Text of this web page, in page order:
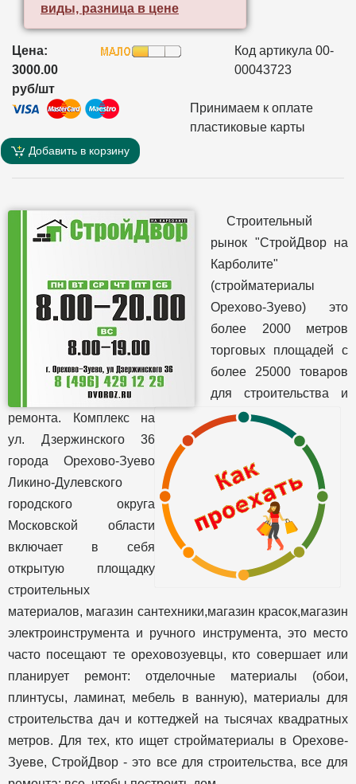
виды, разница в цене
Цена:
3000.00
руб/шт
Код артикула 00-
00043723
Принимаем к оплате
пластиковые карты
Добавить в корзину
Строительный
рынок "СтройДвор на
Карболите"
(стройматериалы
Орехово-Зуево) это
более 2000 метров
торговых площадей с
более 25000 товаров
для строительства и
ремонта. Комплекс на
ул. Дзержинского 36
города Орехово-Зуево
Ликино-Дулевского
городского округа
Московской области
включает в себя
открытую площадку
строительных
материалов, магазин сантехники,магазин красок,магазин
электроинструмента и ручного инструмента, это место
часто посещают те ореховозуевцы, кто совершает или
планирует ремонт: отделочные материалы (обои,
плинтусы, ламинат, мебель в ванную), материалы для
строительства дач и коттеджей на тысячах квадратных
метров. Для тех, кто ищет стройматериалы в Орехове-
Зуеве, СтройДвор - это все для строительства, все для